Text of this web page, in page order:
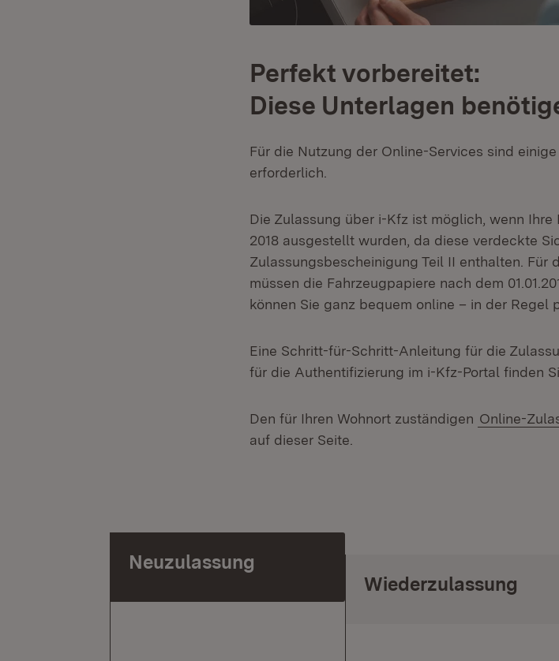
Perfekt vorbereitet:
Diese Unterlagen
Für die Nutzung der Online-Services sind
erforderlich.
Die Zulassung über i-Kfz ist möglich, wenn
2018 ausgestellt wurden, da diese verdeckte
Zulassungsbescheinigung Teil II enthalten.
müssen die Fahrzeugpapiere nach dem
können Sie ganz bequem online – in der Regel
Eine Schritt-für-Schritt-Anleitung für die
für die Authentifizierung im i-Kfz-Portal finden
Den für Ihren Wohnort zuständigen Online-
auf dieser Seite.
Neuzulassung
Wiederzulassung